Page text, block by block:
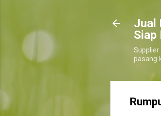
​Jual
Siap
pasang